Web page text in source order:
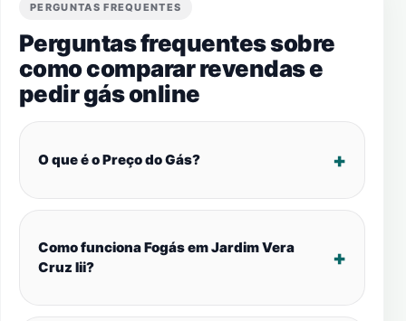
PERGUNTAS FREQUENTES
Perguntas frequentes sobre
como comparar revendas e
pedir gás online
O que é o Preço do Gás?
Como funciona Fogás em Jardim Vera
Cruz Iii?